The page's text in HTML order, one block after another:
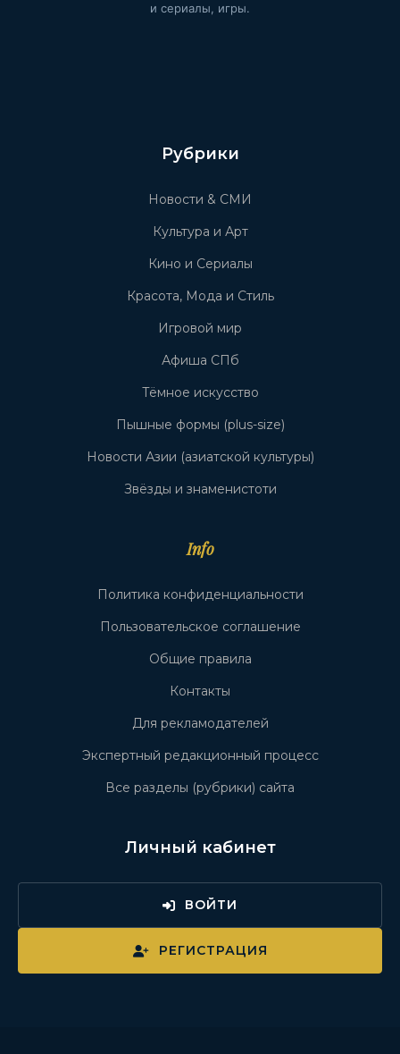
и сериалы, игры.
Рубрики
Новости & СМИ
Культура и Арт
Кино и Сериалы
Красота, Мода и Стиль
Игровой мир
Афиша СПб
Тёмное искусство
Пышные формы (plus-size)
Новости Азии (азиатской культуры)
Звёзды и знаменистоти
Info
Политика конфиденциальности
Пользовательское соглашение
Общие правила
Контакты
Для рекламодателей
Экспертный редакционный процесс
Все разделы (рубрики) сайта
Личный кабинет
ВОЙТИ
РЕГИСТРАЦИЯ